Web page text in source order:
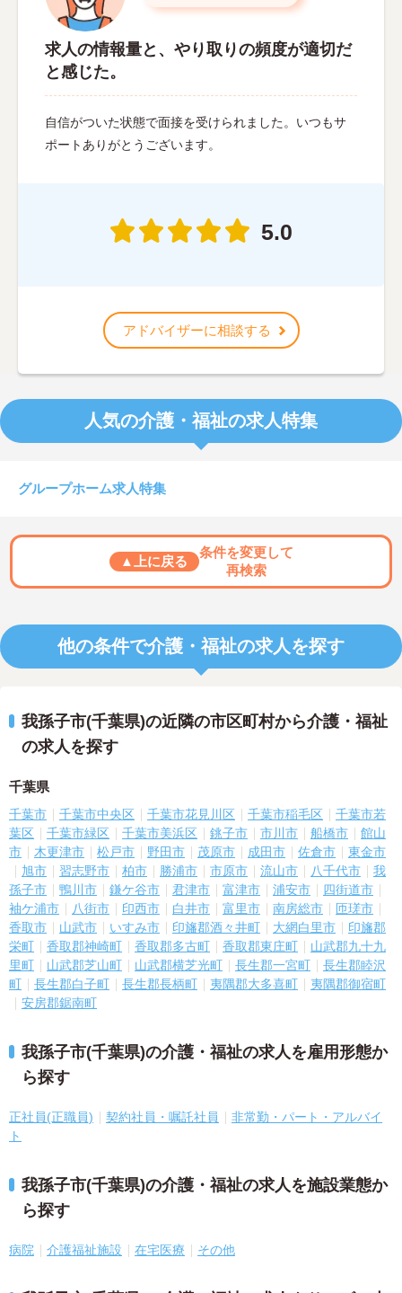
求人の情報量と、やり取りの頻度が適切だ
と感じた。
自信がついた状態で面接を受けられました。いつもサ
ポートありがとうございます。
5.0
アドバイザーに相談する
人気の介護・福祉の求人特集
グループホーム求人特集
▲上に戻る
条件を変更して
再検索
他の条件で介護・福祉の求人を探す
我孫子市(千葉県)の近隣の市区町村から介護・福祉
の求人を探す
千葉県
千葉市 千葉市中央区 千葉市花見川区 千葉市稲毛区
千葉市若
葉区
千葉市緑区 千葉市美浜区 銚子市 市川市 船橋市
館山
市
木更津市 松戸市 野田市 茂原市 成田市 佐倉市
東金市
旭市
習志野市 柏市 勝浦市 市原市 流山市 八千代市
我
孫子市
鴨川市 鎌ケ谷市 君津市 富津市 浦安市
四街道市
袖ケ浦市
八街市 印西市 白井市 富里市 南房総市
匝瑳市
香取市
山武市 いすみ市 印旛郡酒々井町 大網白里市
印旛郡
栄町
香取郡神崎町 香取郡多古町 香取郡東庄町
山武郡九十九
里町
山武郡芝山町 山武郡横芝光町 長生郡一宮町
長生郡睦沢
町
長生郡白子町 長生郡長柄町 夷隅郡大多喜町
夷隅郡御宿町
安房郡鋸南町
我孫子市(千葉県)の介護・福祉の求人を雇用形態か
ら探す
正社員(正職員) 契約社員・嘱託社員
非常勤・パート・アルバイ
ト
我孫子市(千葉県)の介護・福祉の求人を施設業態か
ら探す
病院 介護福祉施設 在宅医療 その他